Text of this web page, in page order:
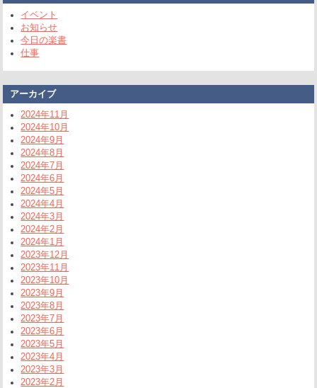
イベント
お知らせ
今日の楽書
仕事
アーカイブ
2024年11月
2024年10月
2024年9月
2024年8月
2024年7月
2024年6月
2024年5月
2024年4月
2024年3月
2024年2月
2024年1月
2023年12月
2023年11月
2023年10月
2023年9月
2023年8月
2023年7月
2023年6月
2023年5月
2023年4月
2023年3月
2023年2月